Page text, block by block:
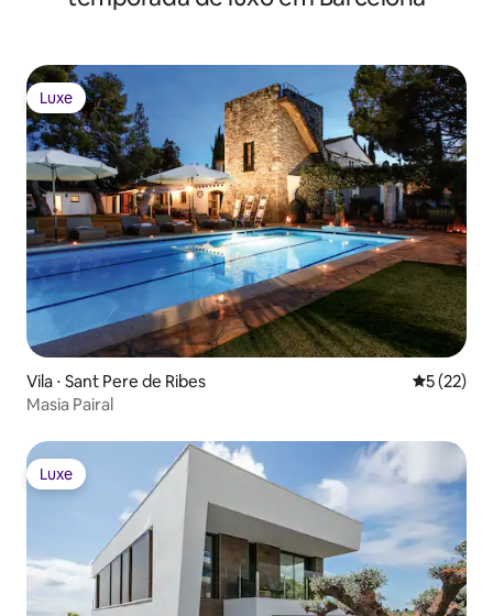
Luxe
Luxe
Vila ⋅ Sant Pere de Ribes 5 de uma
5 (22)
Masia Pairal
Luxe
Luxe